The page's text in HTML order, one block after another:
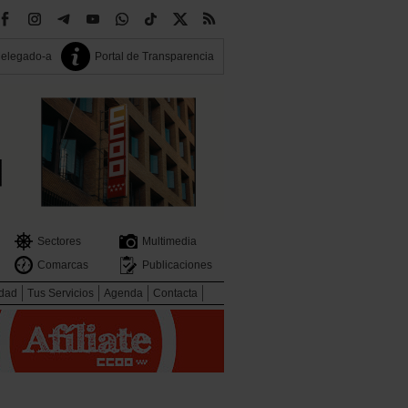
a Portal de Transparencia
Sectores
Multimedia
Comarcas Publicaciones
Tus Servicios Agenda Contacta